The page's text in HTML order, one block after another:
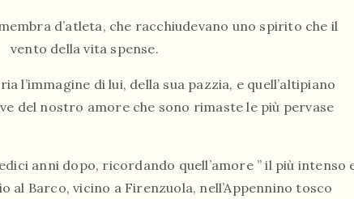
d’atleta, che racchiudevano uno spirito che il
vento della vita spense.
l’immagine di lui, della sua pazzia, e quell’altipiano
del nostro amore che sono rimaste le più pervase
anni dopo, ricordando quell’amore ” il più intenso
al Barco, vicino a Firenzuola, nell’Appennino tosco